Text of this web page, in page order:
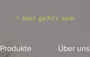
> hier geht's zum
Produkte Über uns